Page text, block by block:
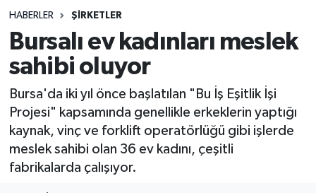
HABERLER ŞIRKETLER
Bursalı ev kadınları meslek
sahibi oluyor
Bursa'da iki yıl önce başlatılan "Bu İş Eşitlik İşi
Projesi" kapsamında genellikle erkeklerin yaptığı
kaynak, vinç ve forklift operatörlüğü gibi işlerde
meslek sahibi olan 36 ev kadını, çeşitli
fabrikalarda çalışıyor.
Tüm Manşetler
Son Dakika Haberleri
Haber Arşivi